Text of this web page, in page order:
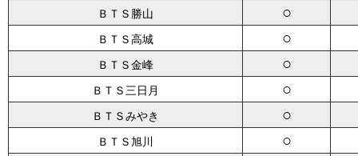
ＢＴＳ勝山 ○
ＢＴＳ高城 ○
ＢＴＳ金峰 ○
ＢＴＳ三日月 ○
ＢＴＳみやき ○
ＢＴＳ旭川 ○